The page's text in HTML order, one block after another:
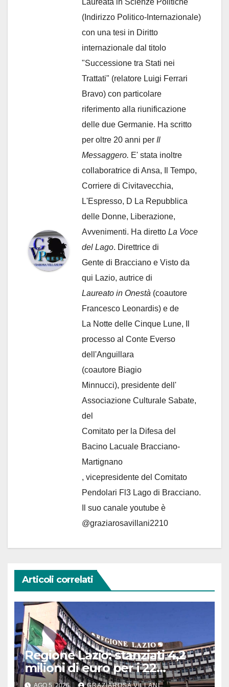
Laureata in Scienze Politiche
(Indirizzo Politico-Internazionale)
con una tesi in Diritto
internazionale dal titolo
"Successione tra Stati nei
Trattati" (relatore Luigi Ferrari
Bravo) con particolare
riferimento alla riunificazione
delle due Germanie. Ha scritto
per oltre 20 anni per Il
Messaggero. E' stata inoltre
collaboratrice di Ansa, Il Tempo,
Corriere di Civitavecchia,
L'Espresso, D La Repubblica
delle Donne, Liberazione,
Avvenimenti. Ha diretto La Voce
del Lago. Direttrice di
Gente di Bracciano e Visto da
qui Lazio, autrice di
Laureato in Onestà (coautore
Francesco Leonardis) e de
La Notte delle Cinque Lune, Il
processo al Conte Everso
dell'Anguillara
(coautore Biagio
Minnucci), presidente dell'
Associazione Culturale Sabate,
del
Comitato per la Difesa del
Bacino Lacuale Bracciano-
Martignano
, vicepresidente del Comitato
Pendolari Fl3 Lago di Bracciano.
Il suo canale youtube è
@graziarosavillani2210
Articoli correlati
Regione Lazio: stanziati 4,2
milioni di euro per i 22
Comuni dell’Etruria
AGO 5, 2026 GRAZIAROSA VILLANI